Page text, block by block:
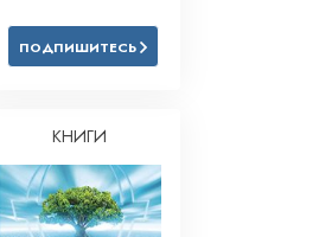
наркотиков
использования
ПОДПИШИТЕСЬ
КНИГИ